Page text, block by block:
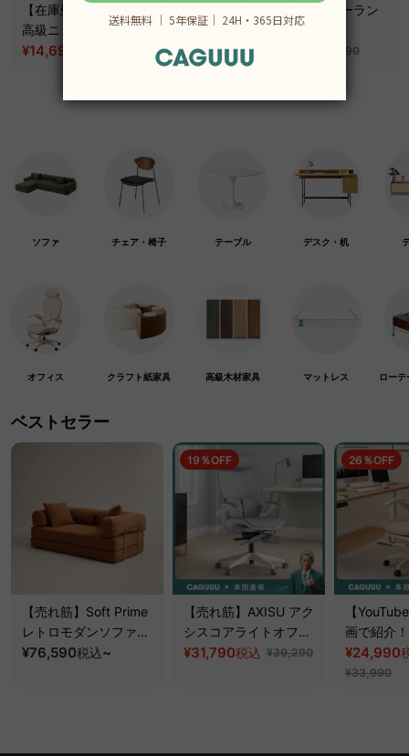
【在庫処分セール】Eternal
高級ニュージーランド産ウー
ルラグ
¥14,690 ¥20,990
Addict 高級ニュージーラン
ド産ウールラグ
¥22,490 ¥28,190
ソファ チェア・椅子 テーブル デスク・机
オフィス クラフト紙家具 高級木材家具 マットレス ロー
ベストセラー
【売れ筋】Soft Prime
レトロモダンソファベ
ッド｜20色以上から選
¥76,590税込~
19％OFF
【売れ筋】AXISU アク
シスコアライトオフィ
スチェア
¥31,790税込 ¥39,290
26％OFF
【
画で紹介
クシスエ
オフィス
¥24,990
¥33,990